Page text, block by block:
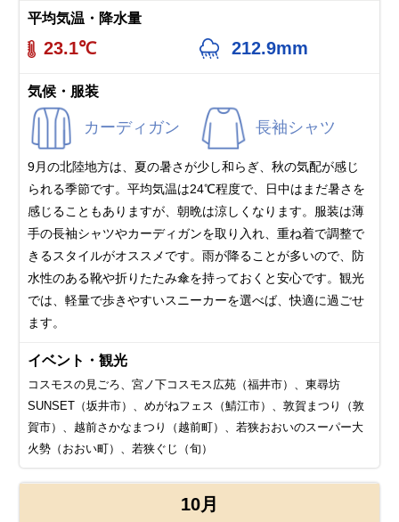
平均気温・降水量
23.1℃ 212.9mm
気候・服装
カーディガン 長袖シャツ
9月の北陸地方は、夏の暑さが少し和らぎ、秋の気配が感じ
られる季節です。平均気温は24℃程度で、日中はまだ暑さを
感じることもありますが、朝晩は涼しくなります。服装は薄
手の長袖シャツやカーディガンを取り入れ、重ね着で調整で
きるスタイルがオススメです。雨が降ることが多いので、防
水性のある靴や折りたたみ傘を持っておくと安心です。観光
では、軽量で歩きやすいスニーカーを選べば、快適に過ごせ
ます。
イベント・観光
コスモスの見ごろ、宮ノ下コスモス広苑（福井市）、東尋坊
SUNSET（坂井市）、めがねフェス（鯖江市）、敦賀まつり（敦
賀市）、越前さかなまつり（越前町）、若狭おおいのスーパー大
火勢（おおい町）、若狭ぐじ（旬）
10月